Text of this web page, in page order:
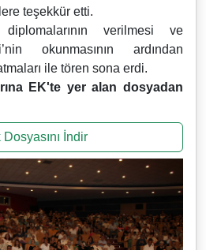
teşekkür etti.
verilmesi ve
okunmasının ardından
ile tören sona erdi.
EK'te yer alan dosyadan
İndir